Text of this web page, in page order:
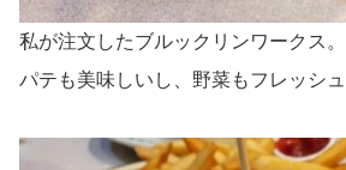
私が注文したブルックリンワークス。
パテも美味しいし、野菜もフレッシュ